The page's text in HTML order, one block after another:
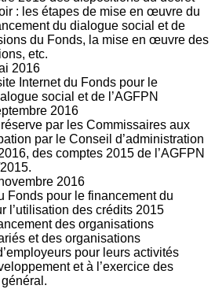
: les étapes de mise en œuvre du
du dialogue social et de
du Fonds, la mise en œuvre des
etc.
2016
Internet du Fonds pour le
social et de l’AGFPN
2016
par les Commissaires aux
par le Conseil d’administration
des comptes 2015 de l’AGFPN
2016
Fonds pour le financement du
l’utilisation des crédits 2015
des organisations
et des organisations
pour leurs activités
et à l’exercice des